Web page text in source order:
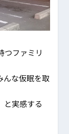
つファミリ
んな仮眠を取
と実感する